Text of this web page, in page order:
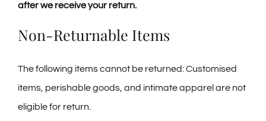
Contatti
Ebay
after we receive your return.
Non-Returnable Items
The following items cannot be returned: Customised
items, perishable goods, and intimate apparel are not
eligible for return.